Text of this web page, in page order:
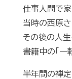
仕事人間で家
当時の西原さ
その後の人
書籍中の「一
半年間の禅定